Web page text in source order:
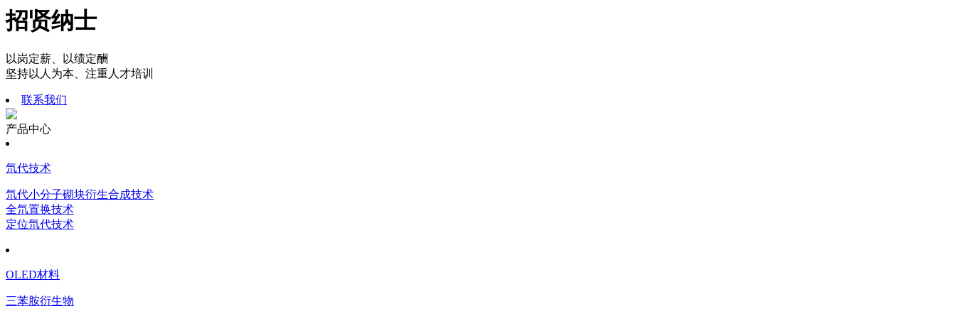
招贤纳士
以岗定薪、以绩定酬
坚持以人为本、注重人才培训
联系我们
产品中心
氘代技术
氘代小分子砌块衍生合成技术
全氘置换技术
定位氘代技术
OLED材料
三苯胺衍生物